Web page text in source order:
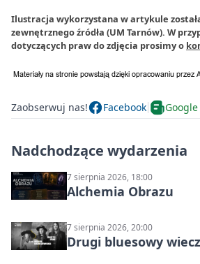
Ilustracja wykorzystana w artykule
zewnętrznego źródła (UM Tarnów). W
dotyczących praw do zdjęcia prosimy o
Zaobserwuj nas! Facebook
Nadchodzące wydarzenia
7 sierpnia 2026, 18:00
Alchemia Obrazu
7 sierpnia 2026, 20:00
Drugi bluesowy